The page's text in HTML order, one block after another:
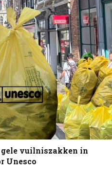
vuilniszakken in
Unesco